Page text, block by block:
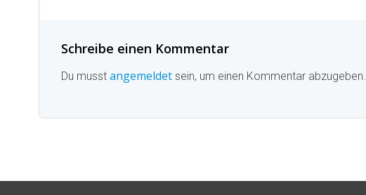
Schreibe einen Kommentar
Du musst angemeldet sein, um einen Kommentar abzugeben.